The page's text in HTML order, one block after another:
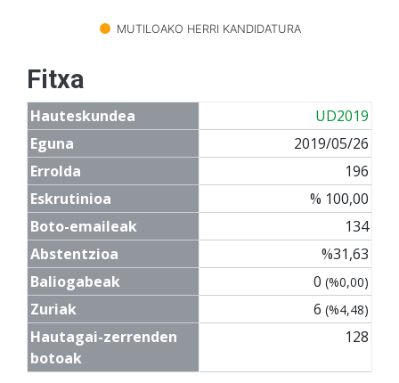
MUTILOAKO HERRI KANDIDATURA
Fitxa
Hauteskundea
UD2019
Eguna
2019/05/26
Errolda
196
Eskrutinioa
% 100,00
Boto-emaileak
134
Abstentzioa
%31,63
Baliogabeak
0 (%0,00)
Zuriak 6 (%4,48)
Hautagai-zerrenden
botoak
128